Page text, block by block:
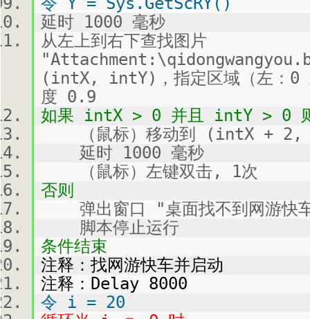
延时 1000 毫秒
从左上到右下查找图片
(intX, intY)，指定区域（左：0
度 0.9
如果 intX > 0 并且 intY > 0
（鼠标）移动到 (intX +
延时 1000 毫秒
（鼠标）左键双击, 1次
否则
弹出窗口 "桌面找不到网游快
脚本停止运行
条件结束
注释：找网游快车并启动
注释：Delay 8000
令 i = 20